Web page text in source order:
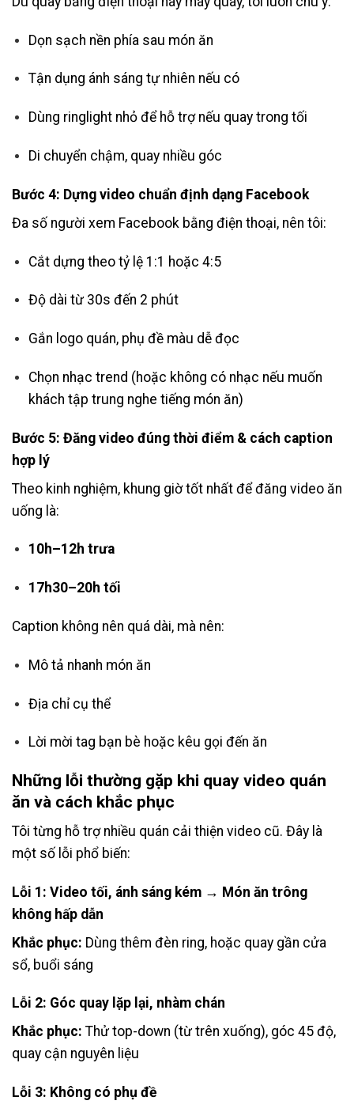
Dọn sạch nền phía sau món ăn
Tận dụng ánh sáng tự nhiên nếu có
Dùng ringlight nhỏ để hỗ trợ nếu quay trong tối
Di chuyển chậm, quay nhiều góc
Bước 4: Dựng video chuẩn định dạng Facebook
Đa số người xem Facebook bằng điện thoại, nên tôi:
Cắt dựng theo tỷ lệ 1:1 hoặc 4:5
Độ dài từ 30s đến 2 phút
Gắn logo quán, phụ đề màu dễ đọc
Chọn nhạc trend (hoặc không có nhạc nếu muốn
khách tập trung nghe tiếng món ăn)
Bước 5: Đăng video đúng thời điểm & cách caption
hợp lý
Theo kinh nghiệm, khung giờ tốt nhất để đăng video ăn
uống là:
10h–12h trưa
17h30–20h tối
Caption không nên quá dài, mà nên:
Mô tả nhanh món ăn
Địa chỉ cụ thể
Lời mời tag bạn bè hoặc kêu gọi đến ăn
Những lỗi thường gặp khi quay video quán
ăn và cách khắc phục
Tôi từng hỗ trợ nhiều quán cải thiện video cũ. Đây là
một số lỗi phổ biến:
Lỗi 1: Video tối, ánh sáng kém → Món ăn trông
không hấp dẫn
Khắc phục: Dùng thêm đèn ring, hoặc quay gần cửa
sổ, buổi sáng
Lỗi 2: Góc quay lặp lại, nhàm chán
Khắc phục: Thử top-down (từ trên xuống), góc 45 độ,
quay cận nguyên liệu
Lỗi 3: Không có phụ đề